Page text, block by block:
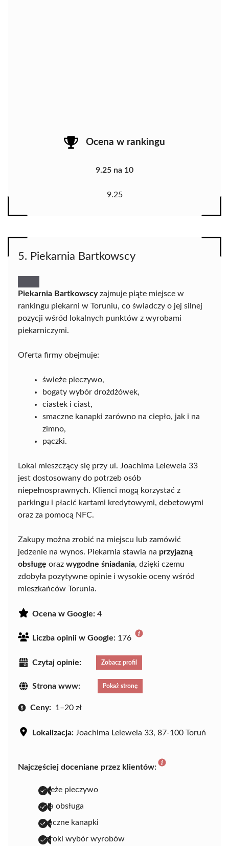
Ocena w rankingu
9.25 na 10
9.25
5. Piekarnia Bartkowscy
Piekarnia Bartkowscyzajmuje piąte miejsce w
rankingu piekarni w Toruniu, co świadczy o jej silnej
pozycji wśród lokalnych punktów z wyrobami
piekarniczymi.
Oferta firmy obejmuje:
świeże pieczywo,
bogaty wybór drożdżówek,
ciastek i ciast,
smaczne kanapki zarówno na ciepło, jak i na
zimno,
pączki.
Lokal mieszczący się przy ul. Joachima Lelewela 33
jest dostosowany do potrzeb osób
niepełnosprawnych. Klienci mogą korzystać z
parkingu i płacić kartami kredytowymi, debetowymi
oraz za pomocą NFC.
Zakupy można zrobić na miejscu lub zamówić
jedzenie na wynos. Piekarnia stawia na przyjazną
obsługę oraz wygodne śniadania, dzięki czemu
zdobyła pozytywne opinie i wysokie oceny wśród
mieszkańców Torunia.
Ocena w Google: 4
Liczba opinii w Google: 176
Czytaj opinie: Zobacz profil
Strona www: Pokaż stronę
Ceny: 1–20 zł
Lokalizacja: Joachima Lelewela 33, 87-100 Toruń
Najczęściej doceniane przez klientów:
świeże pieczywo
miła obsługa
smaczne kanapki
szeroki wybór wyrobów